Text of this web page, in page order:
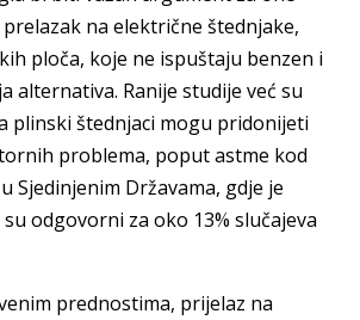
na električne štednjake,
ploča, koje ne ispuštaju benzen i
alternativa. Ranije studije već su
plinski štednjaci mogu pridonijeti
problema, poput astme kod
Sjedinjenim Državama, gdje je
odgovorni za oko 13% slučajeva
prednostima, prijelaz na